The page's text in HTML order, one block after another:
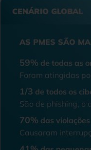
CENÁRIO GLOBAL
AS PMES SÃO
59% de todas as
Foram atingidas
1/3 de todos os
São de phishing, o
70% das
Causaram